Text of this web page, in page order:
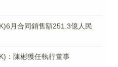
月合同銷售額251.3億人民
：陳彬獲任執行董事